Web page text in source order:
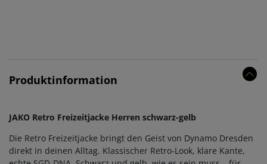
Produktinformation
JAKO Retro Freizeitjacke Herren schwarz-gelb
Die Retro Freizeitjacke bringt den Geist von Dynamo Dresden
direkt in deinen Alltag. Klassischer Retro-Look, klare Kante,